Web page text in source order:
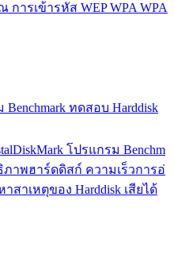
ารเข้ารหัส WEP WPA WPA
Benchmark ทดสอบ Harddisk
โปรแกรม Benchm
าพฮาร์ดดิสก์ ความเร็วการอ่
สาเหตุของ Harddisk เสียได้